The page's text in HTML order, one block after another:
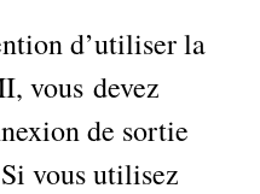
d’utiliser la
vous devez
de sortie
vous utilisez